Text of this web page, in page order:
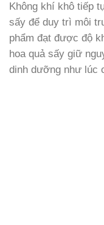
Không khí khô tiếp
sấy để duy trì môi
phẩm đạt được độ
hoa quả sấy giữ
dinh dưỡng như lúc